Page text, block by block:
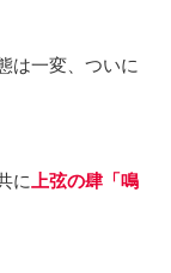
は一変、ついに
に 上弦の肆「鳴